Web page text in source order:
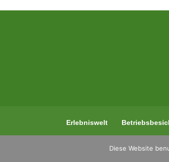
Erlebniswelt
Diese Website